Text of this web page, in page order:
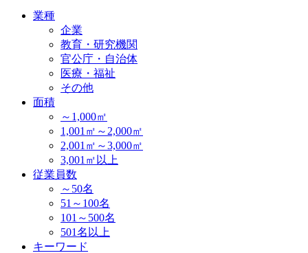
業種
企業
教育・研究機関
官公庁・自治体
医療・福祉
その他
面積
～1,000㎡
1,001㎡～2,000㎡
2,001㎡～3,000㎡
3,001㎡以上
従業員数
～50名
51～100名
101～500名
501名以上
キーワード